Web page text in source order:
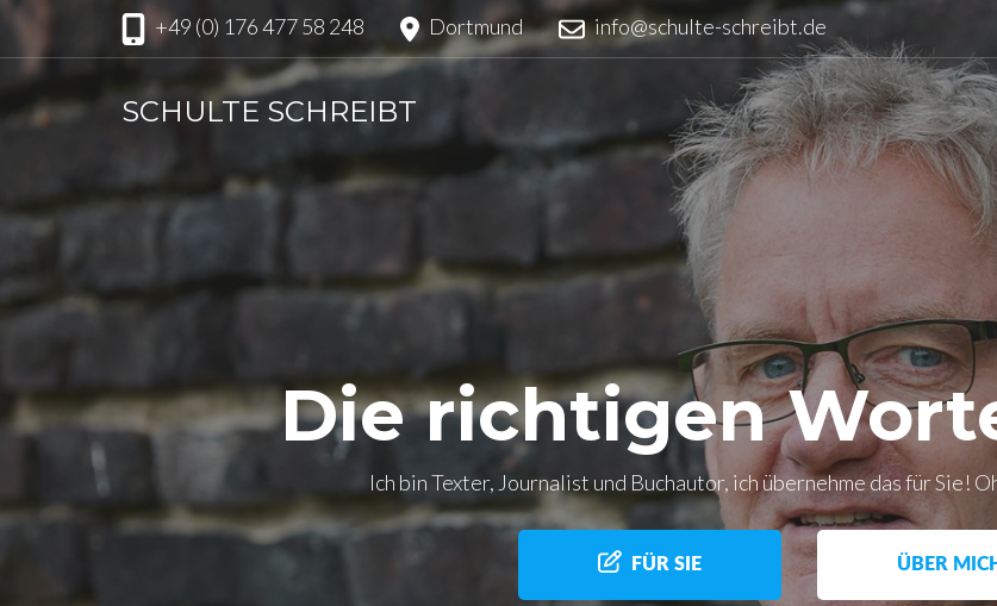
Zum
Inhalt
springen
(Enter
+49 (0) 176 477 58 248 Dortmund info@schulte-schreibt.de
SCHULTE SCHREIBT
Die richtigen
Ich bin Texter, Journalist und Buchautor, ich übernehme das für Sie!
FÜR SIE ÜBER